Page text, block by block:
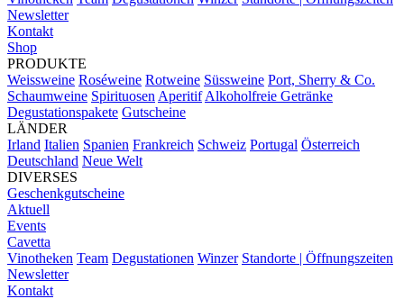
Newsletter
Kontakt
Shop
PRODUKTE
Weissweine Roséweine Rotweine Süssweine Port, Sherry & Co.
Schaumweine Spirituosen Aperitif Alkoholfreie Getränke
Degustationspakete Gutscheine
LÄNDER
Irland Italien Spanien Frankreich Schweiz Portugal Österreich
Deutschland Neue Welt
DIVERSES
Geschenkgutscheine
Aktuell
Events
Cavetta
Vinotheken Team Degustationen Winzer Standorte | Öffnungszeiten
Newsletter
Kontakt